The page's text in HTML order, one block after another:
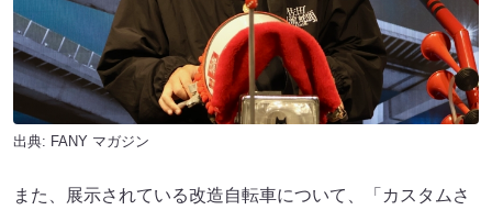
出典: FANY マガジン
また、展示されている改造自転車について、「カスタムさ